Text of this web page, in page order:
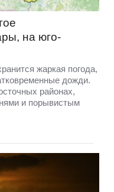
на юго-
жаркая погода,
дожди.
районах,
и порывистым